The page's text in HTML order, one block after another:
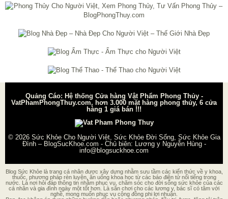
Quảng Cáo: Hệ thống Cửa hàng Vật Phẩm Phong Thủy -
VatPhamPhongThuy.com, hơn 3.000 mặt hàng phong thủy, 6 cửa
hàng 1 giá bán !!!
© 2026 Sức Khỏe Cho Người Việt, Sức Khỏe Đời Sống, Sức Khỏe Gia
Đình – BlogSucKhoe.com - Chủ biên: Lương y Nguyễn Hùng-
info@blogsuckhoe.com
Blog Sức Khỏe là trang cá nhân được xây dựng nhằm sưu tầm các kiến thức về y khoa,
thuốc, phương pháp rèn luyện, ăn uống khoa học từ các báo điện tử nổi tiếng trong
nước. Là nơi hỏi đáp thông tin nhằm phục vụ, chăm sóc cho đời sống sức khỏe của các
cá nhân và gia đình ngày một tốt hơn. Là sân chơi cho các lương y, bác sĩ có tâm với
nghề, mong muốn phục vụ cộng đồng phi lợi nhuận.